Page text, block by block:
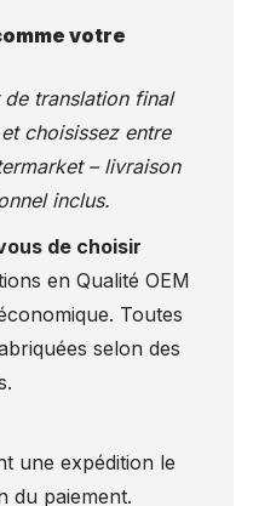
votre
translation final
choisissez entre
– livraison
inclus.
de choisir
en Qualité OEM
Toutes
selon des
une expédition le
du paiement.